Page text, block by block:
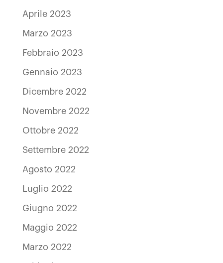
Aprile 2023
Marzo 2023
Febbraio 2023
Gennaio 2023
Dicembre 2022
Novembre 2022
Ottobre 2022
Settembre 2022
Agosto 2022
Luglio 2022
Giugno 2022
Maggio 2022
Marzo 2022